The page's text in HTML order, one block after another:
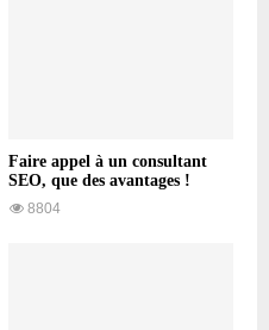
Faire appel à un consultant
SEO, que des avantages !
8804